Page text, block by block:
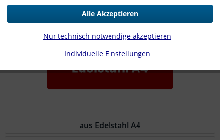
aus Edelstahl A2
aus Edelstahl A4
Individuelle Einstellungen
Nur technisch notwendige akzeptieren
Alle Akzeptieren